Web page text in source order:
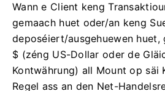
Wann e Client keng
gemaach huet oder/an keng
deposéiert/ausgehuewen huet,
$ (zéng US-Dollar oder de
Kontwährung) all Mount op säi
Regel ass an den Net-